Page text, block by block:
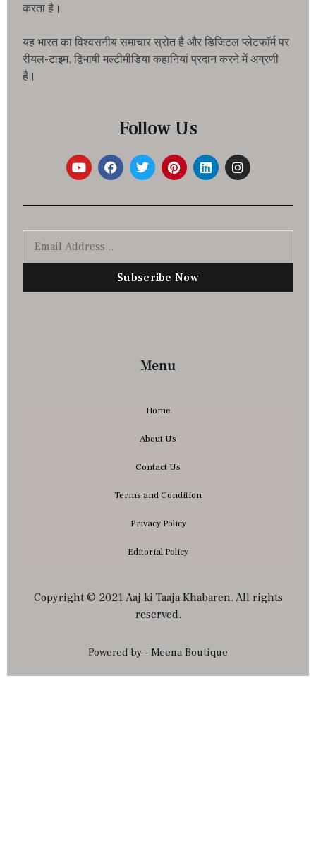
करता है।
यह भारत का विश्वसनीय समाचार स्रोत है और डिजिटल प्लेटफॉर्म पर
रीयल-टाइम, द्विभाषी मल्टीमीडिया कहानियां प्रदान करने में अग्रणी
है।
Follow Us
Subscribe Now
Menu
Home
About Us
Contact Us
Terms and Condition
Privacy Policy
Editorial Policy
Copyright © 2021 Aaj ki Taaja Khabaren. All rights
reserved.
Powered by - Meena Boutique